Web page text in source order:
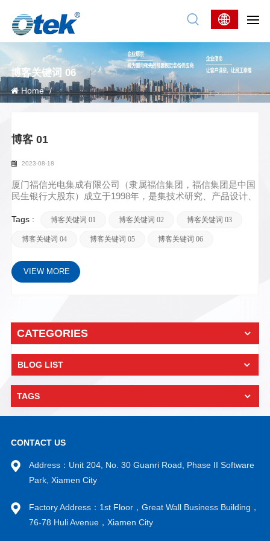
博客关键词 06
Home /
博客 01
2023-08-18
厦门福信光电集成有限公司（隶属福信集团，福信集团是中国
民生银行大股东）成立于1998年，是集技术研究、产品设计、
学器件、计算机软件和通信领域研究的教授和年轻博士，配备
新”双轮驱动，为工业制造企业的不同生产线“量身定制”自动化
SMT制程检测、液晶屏极线检测、显示屏模组亮暗点检测、
LED灯印刷线路板检测等 ...
Tags : 博客关键词 01 博客关键词 02 博客关键词 03
博客关键词 04 博客关键词 05 博客关键词 06
VIEW MORE
CATEGORIES
BLOG LIST
TAGS
CONTACT US
Address：Unit 204, No. 30 Guanri Road, Phase II Software
Park, Xiamen City
Factory Address：1st Floor，Great Wall Business Building，
76-78 Huli Avenue，Xiamen City